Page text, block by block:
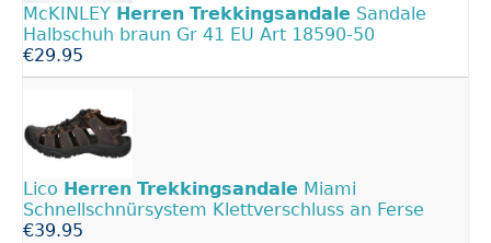
McKINLEY Herren Trekkingsandale Sandale
Halbschuh braun Gr 41 EU Art 18590-50
€29.95
Lico Herren Trekkingsandale Miami
Schnellschnürsystem Klettverschluss an Ferse
€39.95